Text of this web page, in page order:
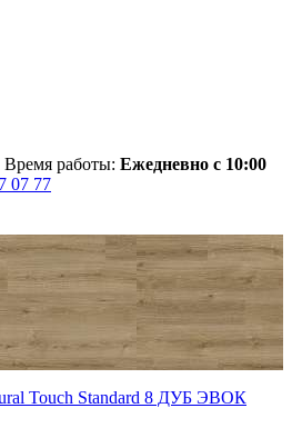
Время работы: Ежедневно с 10:00
07 77
Touch Standard 8 ДУБ ЭВОК